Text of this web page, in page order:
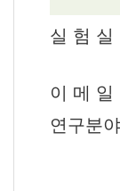
실 험 실
이 메 일
연구분야